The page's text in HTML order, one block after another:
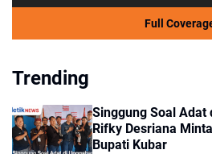
Full
Trending
Singgung Soal Adat
Rifky Desriana
Bupati Kubar